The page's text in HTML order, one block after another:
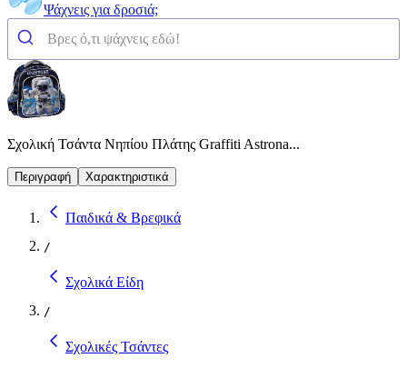
Ψάχνεις για δροσιά;
Σχολική Τσάντα Νηπίου Πλάτης Graffiti Astrona...
Περιγραφή Χαρακτηριστικά
Παιδικά & Βρεφικά
/
Σχολικά Είδη
/
Σχολικές Τσάντες